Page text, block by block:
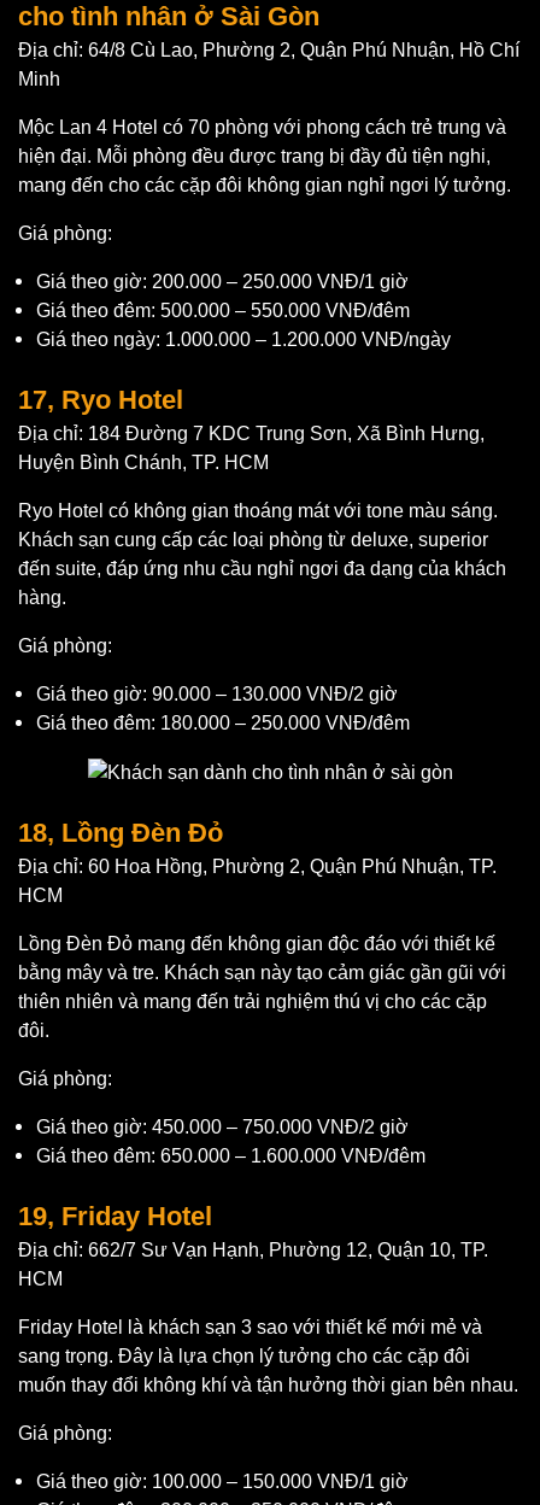
cho tình nhân ở Sài Gòn
Địa chỉ: 64/8 Cù Lao, Phường 2, Quận Phú Nhuận, Hồ Chí
Minh
Mộc Lan 4 Hotel có 70 phòng với phong cách trẻ trung và
hiện đại. Mỗi phòng đều được trang bị đầy đủ tiện nghi,
mang đến cho các cặp đôi không gian nghỉ ngơi lý tưởng.
Giá phòng:
Giá theo giờ: 200.000 – 250.000 VNĐ/1 giờ
Giá theo đêm: 500.000 – 550.000 VNĐ/đêm
Giá theo ngày: 1.000.000 – 1.200.000 VNĐ/ngày
17, Ryo Hotel
Địa chỉ: 184 Đường 7 KDC Trung Sơn, Xã Bình Hưng,
Huyện Bình Chánh, TP. HCM
Ryo Hotel có không gian thoáng mát với tone màu sáng.
Khách sạn cung cấp các loại phòng từ deluxe, superior
đến suite, đáp ứng nhu cầu nghỉ ngơi đa dạng của khách
hàng.
Giá phòng:
Giá theo giờ: 90.000 – 130.000 VNĐ/2 giờ
Giá theo đêm: 180.000 – 250.000 VNĐ/đêm
18, Lồng Đèn Đỏ
Địa chỉ: 60 Hoa Hồng, Phường 2, Quận Phú Nhuận, TP.
HCM
Lồng Đèn Đỏ mang đến không gian độc đáo với thiết kế
bằng mây và tre. Khách sạn này tạo cảm giác gần gũi với
thiên nhiên và mang đến trải nghiệm thú vị cho các cặp
đôi.
Giá phòng:
Giá theo giờ: 450.000 – 750.000 VNĐ/2 giờ
Giá theo đêm: 650.000 – 1.600.000 VNĐ/đêm
19, Friday Hotel
Địa chỉ: 662/7 Sư Vạn Hạnh, Phường 12, Quận 10, TP.
HCM
Friday Hotel là khách sạn 3 sao với thiết kế mới mẻ và
sang trọng. Đây là lựa chọn lý tưởng cho các cặp đôi
muốn thay đổi không khí và tận hưởng thời gian bên nhau.
Giá phòng:
Giá theo giờ: 100.000 – 150.000 VNĐ/1 giờ